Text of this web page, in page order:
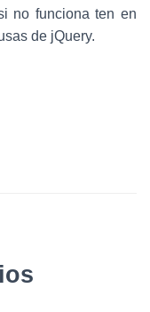
no funciona ten en
de jQuery.